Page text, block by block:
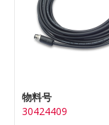
物料号
30424409